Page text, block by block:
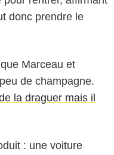
donc prendre le
Marceau et
de champagne.
la draguer mais il
: une voiture